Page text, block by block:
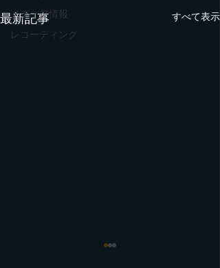
メディア情報
レコーディング
最新記事 すべて表示